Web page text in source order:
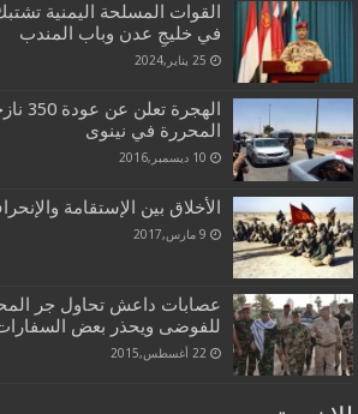
القوات المسلحة اليمنية
في خليجِ عدن وباب المندب
25 يناير,2024
المحررة في نينوى
10 ديسمبر,2016
الأخلاق بين الإستقامة
9 مارس,2017
عصابات داعش تحاول جر
للفوضى ويحذر بعض السفارات
22 أغسطس,2015